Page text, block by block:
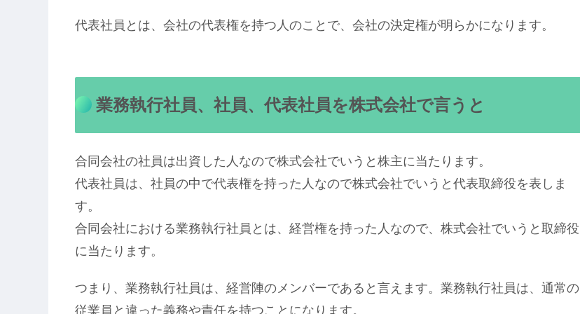
代表社員とは、会社の代表権を持つ人のことで、会社の決定権が明らかになります。
業務執行社員、社員、代表社員を株式会社で言うと
合同会社の社員は出資した人なので株式会社でいうと株主に当たります。
代表社員は、社員の中で代表権を持った人なので株式会社でいうと代表取締役を表しま
す。
合同会社における業務執行社員とは、経営権を持った人なので、株式会社でいうと取締役
に当たります。
つまり、業務執行社員は、経営陣のメンバーであると言えます。業務執行社員は、通常の
従業員と違った義務や責任を持つことになります。